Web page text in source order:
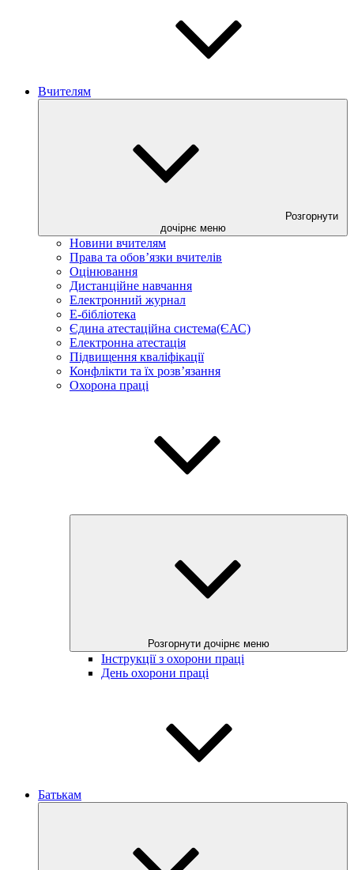
Вчителям
Розгорнути
дочірнє меню
Новини вчителям
Права та обов’язки вчителів
Оцінювання
Дистанційне навчання
Електронний журнал
E-бібліотека
Єдина атестаційна система(ЄАС)
Електронна атестація
Підвищення кваліфікації
Конфлікти та їх розв’язання
Охорона праці
Розгорнути дочірнє меню
Інструкції з охорони праці
День охорони праці
Батькам